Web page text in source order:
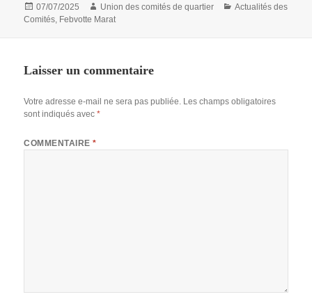
Publié
le
07/07/2025 Auteur
Union des comités de quartier Catégories
Actualités des
Comités, Febvotte Marat
Laisser un commentaire
Votre adresse e-mail ne sera pas publiée. Les champs obligatoires
sont indiqués avec*
COMMENTAIRE*